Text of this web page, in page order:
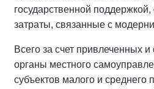
государственной поддержкой,
затраты, связанные с
Всего за счет привлеченных
органы местного
субъектов малого и среднего